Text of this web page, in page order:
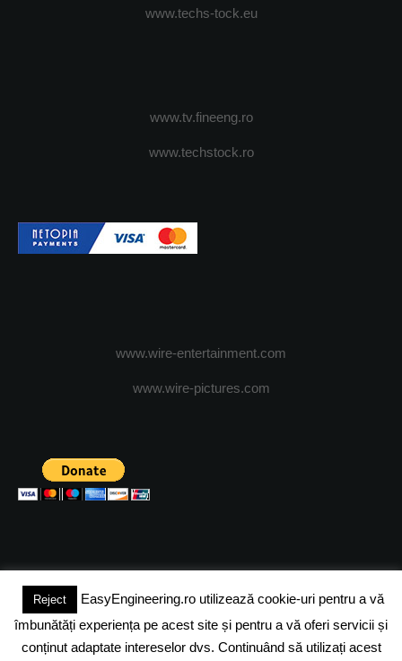
www.techs-tock.eu
www.tv.fineeng.ro
www.techstock.ro
www.wire-entertainment.com
www.wire-pictures.com
(c) 2024 - FineEngineeringMagazine. All rights reserved.
DESPRE NOI ADVERTISING JOBS DESPRE COOKIES
Reject
EasyEngineering.ro utilizează cookie-uri pentru a vă
îmbunătăți experiența pe acest site și pentru a vă oferi servicii și
conținut adaptate intereselor dvs. Continuând să utilizați acest